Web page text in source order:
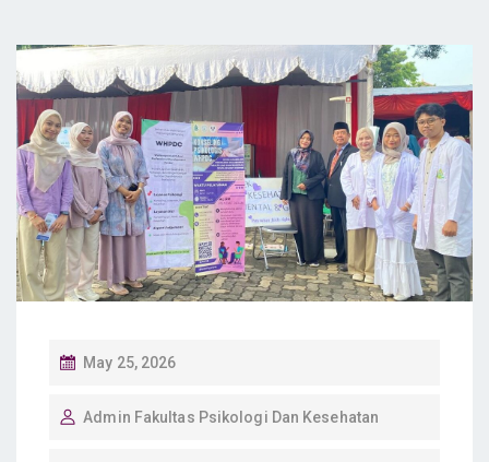
P
S
May 25, 2026
Admin Fakultas Psikologi Dan Kesehatan